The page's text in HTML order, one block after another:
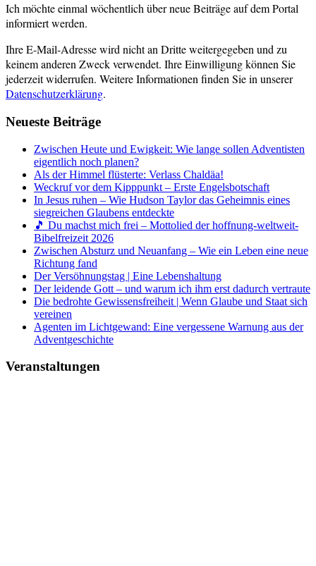
Ich möchte einmal wöchentlich über neue Beiträge auf dem Portal
informiert werden.
Ihre E-Mail-Adresse wird nicht an Dritte weitergegeben und zu
keinem anderen Zweck verwendet. Ihre Einwilligung können Sie
jederzeit widerrufen. Weitere Informationen finden Sie in unserer
Datenschutzerklärung.
Neueste Beiträge
Zwischen Heute und Ewigkeit: Wie lange sollen Adventisten
eigentlich noch planen?
Als der Himmel flüsterte: Verlass Chaldäa!
Weckruf vor dem Kipppunkt – Erste Engelsbotschaft
In Jesus ruhen – Wie Hudson Taylor das Geheimnis eines
siegreichen Glaubens entdeckte
🎵 Du machst mich frei – Mottolied der hoffnung-weltweit-
Bibelfreizeit 2026
Zwischen Absturz und Neuanfang – Wie ein Leben eine neue
Richtung fand
Der Versöhnungstag | Eine Lebenshaltung
Der leidende Gott – und warum ich ihm erst dadurch vertraute
Die bedrohte Gewissensfreiheit | Wenn Glaube und Staat sich
vereinen
Agenten im Lichtgewand: Eine vergessene Warnung aus der
Adventgeschichte
Veranstaltungen